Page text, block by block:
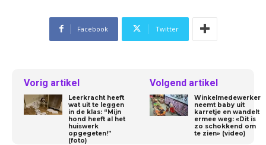
Facebook Twitter
Vorig artikel
Leerkracht heeft
wat uit te leggen
in de klas: “Mijn
hond heeft al het
huiswerk
opgegeten!”
(foto)
Volgend artikel
Winkelmedewerker
neemt baby uit
karretje en wandelt
ermee weg: «Dit is
zo schokkend om
te zien» (video)